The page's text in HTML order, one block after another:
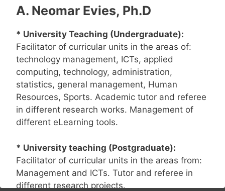
A. Neomar Evies, Ph.D
* University Teaching (Undergraduate):
Facilitator of curricular units in the areas of:
technology management, ICTs, applied
computing, technology, administration,
statistics, general management, Human
Resources, Sports. Academic tutor and referee
in different research works. Management of
different eLearning tools.
* University teaching (Postgraduate):
Facilitator of curricular units in the areas from:
Management and ICTs. Tutor and referee in
different research projects.
nutricionista antes de incorporar nuevos
alimentos a tu dieta si tienes gastritis, ya que
cada persona es diferente y puede requerir una
dieta específica.
Tipos de galletas que se deben
evitar
evitar ciertos tipos de galletas que pueden
empeorar los síntomas y aumentar la
inflamación en el estómago.